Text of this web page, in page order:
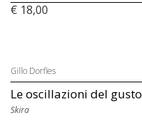
€ 18,00
Gillo Dorfles
Le oscillazioni del gusto
Skira